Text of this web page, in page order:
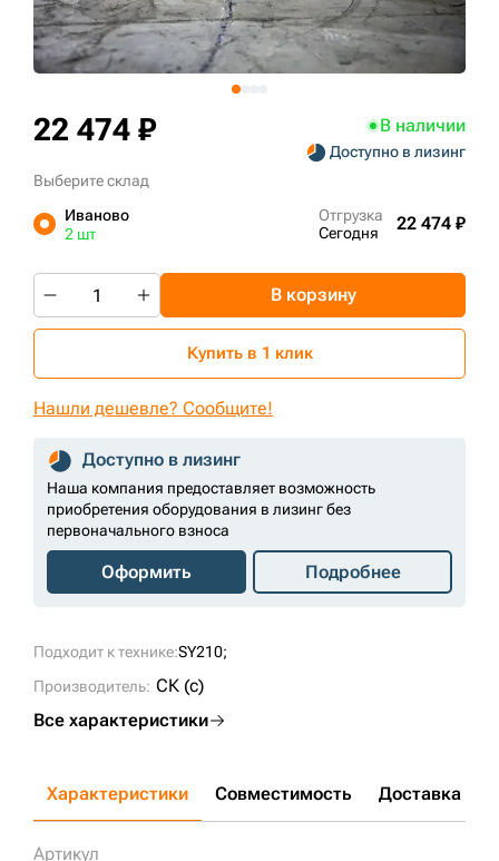
Подходит к технике:SY210;
Производитель: СК (c)
Все характеристики
22 474 ₽ В наличии
Доступно в лизинг
Выберите склад
Иваново
2 шт
Отгрузка
Сегодня
22 474 ₽
В корзину
Купить в 1 клик
Нашли дешевле? Сообщите!
Доступно в лизинг
Наша компания предоставляет возможность
приобретения оборудования в лизинг без
первоначального взноса
Оформить Подробнее
Характеристики Совместимость Доставка и
Артикул
+7 (499) 394-50-93